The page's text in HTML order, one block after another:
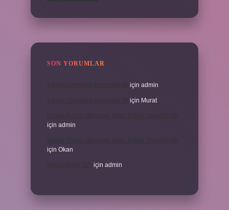
SON YORUMLAR
için admin
için Murat
için admin
için Okan
için admin